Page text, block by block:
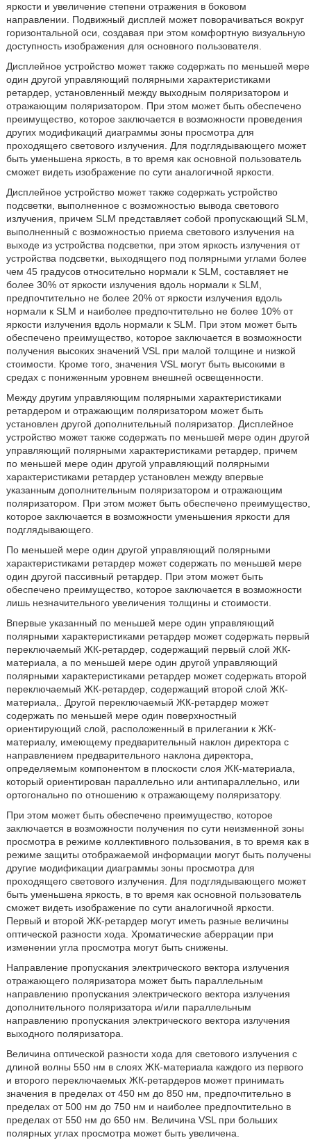
яркости и увеличение степени отражения в боковом
направлении. Подвижный дисплей может поворачиваться вокруг
горизонтальной оси, создавая при этом комфортную визуальную
доступность изображения для основного пользователя.
Дисплейное устройство может также содержать по меньшей мере
один другой управляющий полярными характеристиками
ретардер, установленный между выходным поляризатором и
отражающим поляризатором. При этом может быть обеспечено
преимущество, которое заключается в возможности проведения
других модификаций диаграммы зоны просмотра для
проходящего светового излучения. Для подглядывающего может
быть уменьшена яркость, в то время как основной пользователь
сможет видеть изображение по сути аналогичной яркости.
Дисплейное устройство может также содержать устройство
подсветки, выполненное с возможностью вывода светового
излучения, причем SLM представляет собой пропускающий SLM,
выполненный с возможностью приема светового излучения на
выходе из устройства подсветки, при этом яркость излучения от
устройства подсветки, выходящего под полярными углами более
чем 45 градусов относительно нормали к SLM, составляет не
более 30% от яркости излучения вдоль нормали к SLM,
предпочтительно не более 20% от яркости излучения вдоль
нормали к SLM и наиболее предпочтительно не более 10% от
яркости излучения вдоль нормали к SLM. При этом может быть
обеспечено преимущество, которое заключается в возможности
получения высоких значений VSL при малой толщине и низкой
стоимости. Кроме того, значения VSL могут быть высокими в
средах с пониженным уровнем внешней освещенности.
Между другим управляющим полярными характеристиками
ретардером и отражающим поляризатором может быть
установлен другой дополнительный поляризатор. Дисплейное
устройство может также содержать по меньшей мере один другой
управляющий полярными характеристиками ретардер, причем
по меньшей мере один другой управляющий полярными
характеристиками ретардер установлен между впервые
указанным дополнительным поляризатором и отражающим
поляризатором. При этом может быть обеспечено преимущество,
которое заключается в возможности уменьшения яркости для
подглядывающего.
По меньшей мере один другой управляющий полярными
характеристиками ретардер может содержать по меньшей мере
один другой пассивный ретардер. При этом может быть
обеспечено преимущество, которое заключается в возможности
лишь незначительного увеличения толщины и стоимости.
Впервые указанный по меньшей мере один управляющий
полярными характеристиками ретардер может содержать первый
переключаемый ЖК-ретардер, содержащий первый слой ЖК-
материала, а по меньшей мере один другой управляющий
полярными характеристиками ретардер может содержать второй
переключаемый ЖК-ретардер, содержащий второй слой ЖК-
материала,. Другой переключаемый ЖК-ретардер может
содержать по меньшей мере один поверхностный
ориентирующий слой, расположенный в прилегании к ЖК-
материалу, имеющему предварительный наклон директора с
направлением предварительного наклона директора,
определяемым компонентом в плоскости слоя ЖК-материала,
который ориентирован параллельно или антипараллельно, или
ортогонально по отношению к отражающему поляризатору.
При этом может быть обеспечено преимущество, которое
заключается в возможности получения по сути неизменной зоны
просмотра в режиме коллективного пользования, в то время как в
режиме защиты отображаемой информации могут быть получены
другие модификации диаграммы зоны просмотра для
проходящего светового излучения. Для подглядывающего может
быть уменьшена яркость, в то время как основной пользователь
сможет видеть изображение по сути аналогичной яркости.
Первый и второй ЖК-ретардер могут иметь разные величины
оптической разности хода. Хроматические аберрации при
изменении угла просмотра могут быть снижены.
Направление пропускания электрического вектора излучения
отражающего поляризатора может быть параллельным
направлению пропускания электрического вектора излучения
дополнительного поляризатора и/или параллельным
направлению пропускания электрического вектора излучения
выходного поляризатора.
Величина оптической разности хода для светового излучения с
длиной волны 550 нм в слоях ЖК-материала каждого из первого
и второго переключаемых ЖК-ретардеров может принимать
значения в пределах от 450 нм до 850 нм, предпочтительно в
пределах от 500 нм до 750 нм и наиболее предпочтительно в
пределах от 550 нм до 650 нм. Величина VSL при больших
полярных углах просмотра может быть увеличена.